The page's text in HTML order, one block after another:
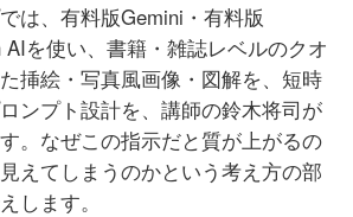
は、有料版Gemini・有料版
AIを使い、書籍・雑誌レベルのクオ
挿絵・写真風画像・図解を、短時
ンプト設計を、講師の鈴木将司が
。なぜこの指示だと質が上がるの
えてしまうのかという考え方の部
します。